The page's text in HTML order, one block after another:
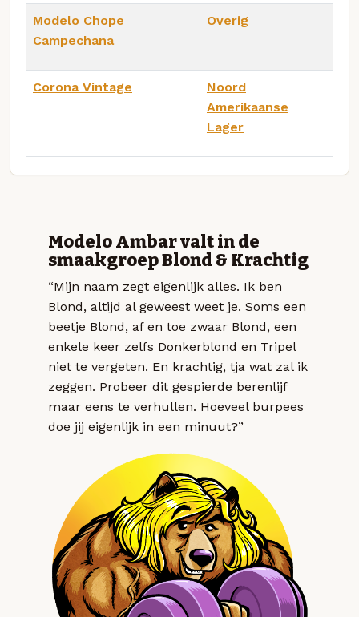
Modelo Chope
Campechana
Overig
Corona Vintage
Noord
Amerikaanse
Lager
Modelo Ambar valt in de
smaakgroep Blond & Krachtig
“Mijn naam zegt eigenlijk alles. Ik ben
Blond, altijd al geweest weet je. Soms een
beetje Blond, af en toe zwaar Blond, een
enkele keer zelfs Donkerblond en Tripel
niet te vergeten. En krachtig, tja wat zal ik
zeggen. Probeer dit gespierde berenlijf
maar eens te verhullen. Hoeveel burpees
doe jij eigenlijk in een minuut?”